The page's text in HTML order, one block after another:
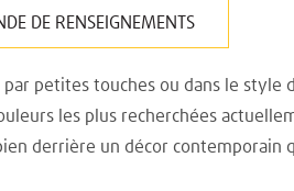
DE RENSEIGNEMENTS
par petites touches ou dans le style
les plus recherchées
derrière un décor contemporain